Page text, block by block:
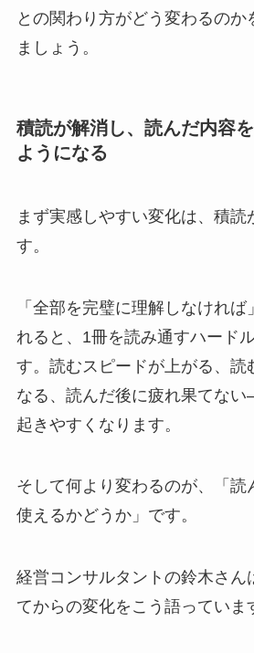
との関わり方がどう変わるのか
ましょう。
積読が解消し、読んだ内容
ようになる
まず実感しやすい変化は、積読
す。
「全部を完璧に理解しなけれ
れると、1冊を読み通すハード
す。読むスピードが上がる、読
なる、読んだ後に疲れ果てな
起きやすくなります。
そして何より変わるのが、「読
使えるかどうか」です。
経営コンサルタントの鈴木さん
てからの変化をこう語っていま